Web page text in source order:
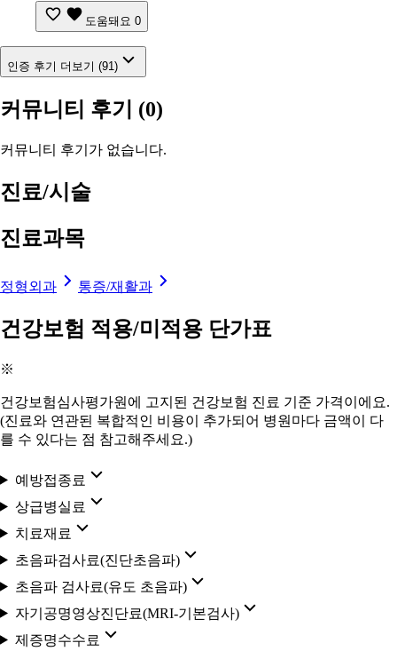
도움돼요 0
인증 후기 더보기 (91)
커뮤니티 후기 (0)
커뮤니티 후기가 없습니다.
진료/시술
진료과목
정형외과 통증/재활과
건강보험 적용/미적용 단가표
※
건강보험심사평가원에 고지된 건강보험 진료 기준 가격이에요.
(진료와 연관된 복합적인 비용이 추가되어 병원마다 금액이 다
를 수 있다는 점 참고해주세요.)
예방접종료
상급병실료
치료재료
초음파검사료(진단초음파)
초음파 검사료(유도 초음파)
자기공명영상진단료(MRI-기본검사)
제증명수수료